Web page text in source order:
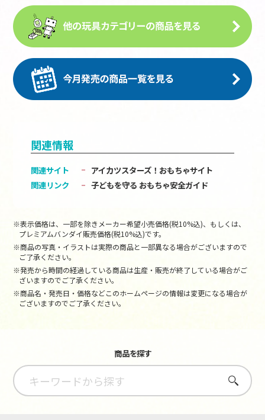
関連情報
関連サイト
アイカツスターズ！おもちゃサイト
関連リンク
子どもを守る おもちゃ安全ガイド
※表示価格は、一部を除きメーカー希望小売価格(税10%込)、もしくは、
プレミアムバンダイ販売価格(税10%込)です。
※商品の写真・イラストは実際の商品と一部異なる場合がございますので
ご了承ください。
※発売から時間の経過している商品は生産・販売が終了している場合がご
ざいますのでご了承ください。
※商品名・発売日・価格などこのホームページの情報は変更になる場合が
ございますのでご了承ください。
商品を探す
さがす